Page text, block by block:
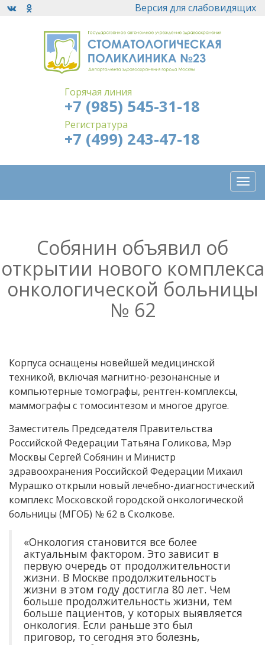
Версия для слабовидящих
Горячая линия
+7 (985) 545-31-18
Регистратура
+7 (499) 243-47-18
Собянин объявил об
открытии нового комплекса
онкологической больницы
№ 62
Корпуса оснащены новейшей медицинской
техникой, включая магнитно-резонансные и
компьютерные томографы, рентген-комплексы,
маммографы с томосинтезом и многое другое.
Заместитель Председателя Правительства
Российской Федерации Татьяна Голикова, Мэр
Москвы Сергей Собянин и Министр
здравоохранения Российской Федерации Михаил
Мурашко открыли новый лечебно-диагностический
комплекс Московской городской онкологической
больницы (МГОБ) № 62 в Сколкове.
«Онкология становится все более
актуальным фактором. Это зависит в
первую очередь от продолжительности
жизни. В Москве продолжительность
жизни в этом году достигла 80 лет. Чем
больше продолжительность жизни, тем
больше пациентов, у которых выявляется
онкология. Если раньше это был
приговор, то сегодня это болезнь,